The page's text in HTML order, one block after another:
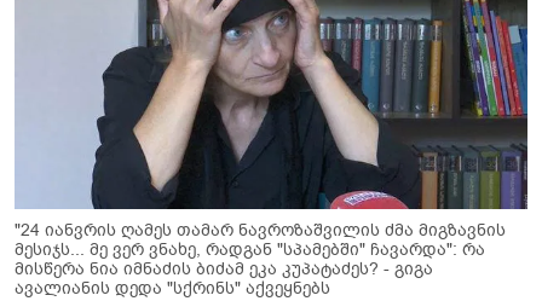
"24 იანვრის ღამეს თამარ ნავროზაშვილის ძმა მიგზავნის
მესიჯს... მე ვერ ვნახე, რადგან "სპამებში" ჩავარდა": რა
მისწერა ნია იმნაძის ბიძამ ეკა კუპატაძეს? - გიგა
ავალიანის დედა "სქრინს" აქვეყნებს